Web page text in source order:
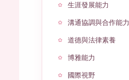
生涯發展能力
溝通協調與合作能力
道德與法律素養
博雅能力
國際視野